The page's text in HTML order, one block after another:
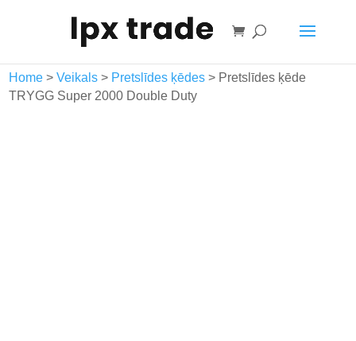
Grozs
Home >Veikals > Pretslīdes ķēdes > Pretslīdes ķēde
TRYGG Super 2000 Double Duty